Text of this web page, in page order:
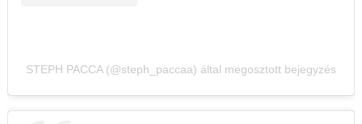
STEPH PACCA (@steph_paccaa) által megosztott bejegyzés